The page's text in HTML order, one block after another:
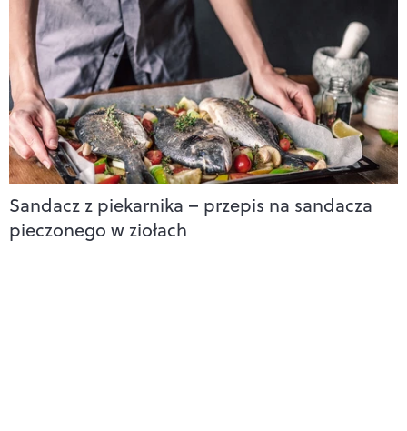
Sandacz z piekarnika – przepis na sandacza
pieczonego w ziołach